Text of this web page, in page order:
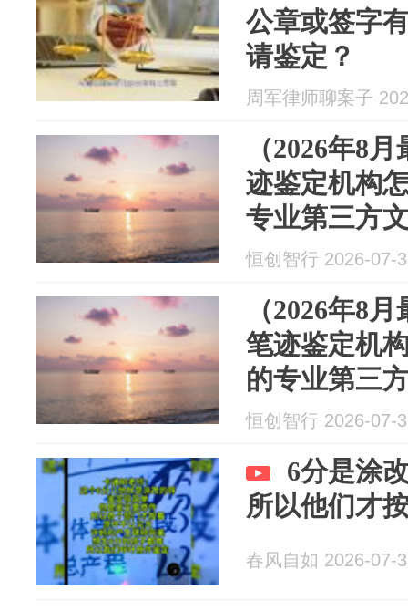
公章或签字
请鉴定？
周军律师聊案子
（2026年8
迹鉴定机构
专业第三方
通文书鉴定
恒创智行 2026-07-
（2026年8
笔迹鉴定机
的专业第三
兴通文书鉴
恒创智行 2026-07-
6分是涂
所以他们才
春风自如 2026-07-